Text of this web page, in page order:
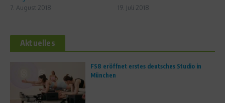
7. August 2018 19. Juli 2018
Aktuelles
FS8 eröffnet erstes deutsches Studio in
München